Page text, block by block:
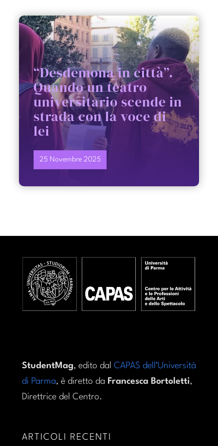
CONTATTI
“Desdemona in città”.
Quando un teatro
universitario scende in
strada con la voce di
lei
25 Novembre 2025
StudentMag, edito dal CAPAS dell’Università
di Parma, è diretto da Francesca Bortoletti,
Direttrice del Centro.
ARTICOLI RECENTI